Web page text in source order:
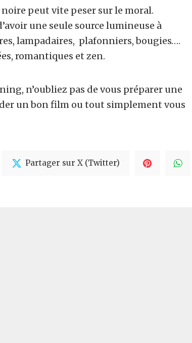
peut vite peser sur le moral.
une seule source lumineuse à
lampadaires, plafonniers, bougies….
romantiques et zen.
n’oubliez pas de vous préparer une
un bon film ou tout simplement vous
Partager sur X (Twitter)